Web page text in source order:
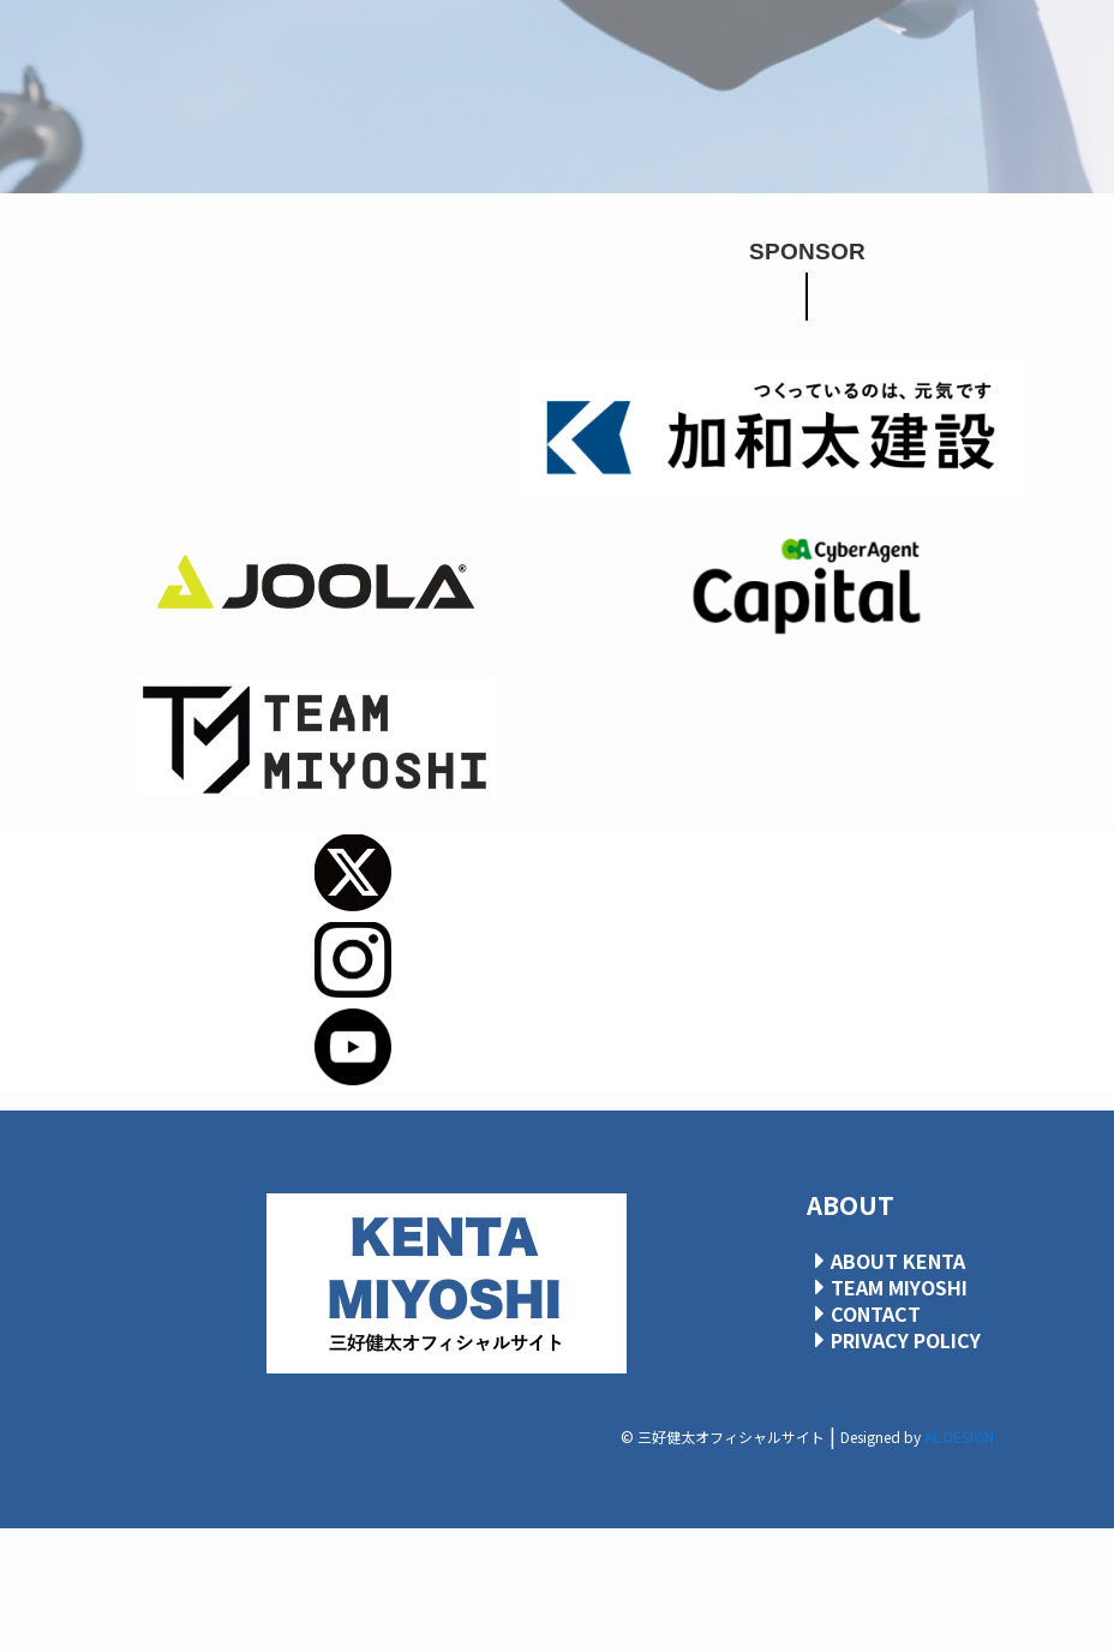
SPONSOR
ABOUT
ABOUT KENTA
TEAM MIYOSHI
CONTACT
PRIVACY POLICY
© 三好健太オフィシャルサイト | Designed byAL DESIGN